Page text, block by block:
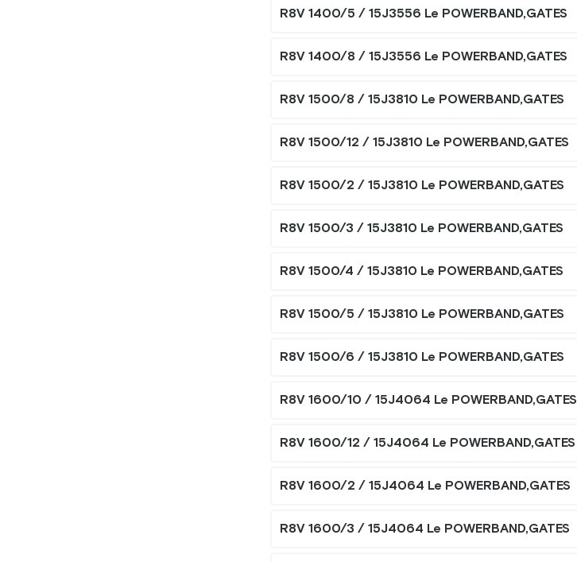
R8V 1400/5 / 15J3556 Le POWERBAND,GATES
R8V 1400/8 / 15J3556 Le POWERBAND,GATES
R8V 1500/8 / 15J3810 Le POWERBAND,GATES
R8V 1500/12 / 15J3810 Le POWERBAND,GATES
R8V 1500/2 / 15J3810 Le POWERBAND,GATES
R8V 1500/3 / 15J3810 Le POWERBAND,GATES
R8V 1500/4 / 15J3810 Le POWERBAND,GATES
R8V 1500/5 / 15J3810 Le POWERBAND,GATES
R8V 1500/6 / 15J3810 Le POWERBAND,GATES
R8V 1600/10 / 15J4064 Le POWERBAND,GATES
R8V 1600/12 / 15J4064 Le POWERBAND,GATES
R8V 1600/2 / 15J4064 Le POWERBAND,GATES
R8V 1600/3 / 15J4064 Le POWERBAND,GATES